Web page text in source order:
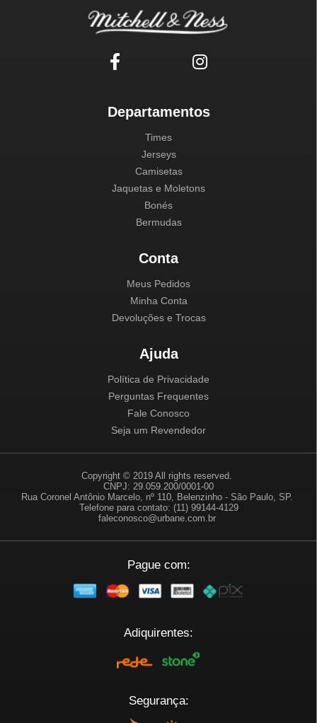
Departamentos
Times
Jerseys
Camisetas
Jaquetas e Moletons
Bonés
Bermudas
Conta
Meus Pedidos
Minha Conta
Devoluções e Trocas
Ajuda
Política de Privacidade
Perguntas Frequentes
Fale Conosco
Seja um Revendedor
Copyright © 2019 All rights reserved.
CNPJ: 29.059.200/0001-00
Rua Coronel Antônio Marcelo, nº 110, Belenzinho - São Paulo, SP.
Telefone para contato: (11) 99144-4129
faleconosco@urbane.com.br
Pague com:
Adiquirentes:
Segurança: